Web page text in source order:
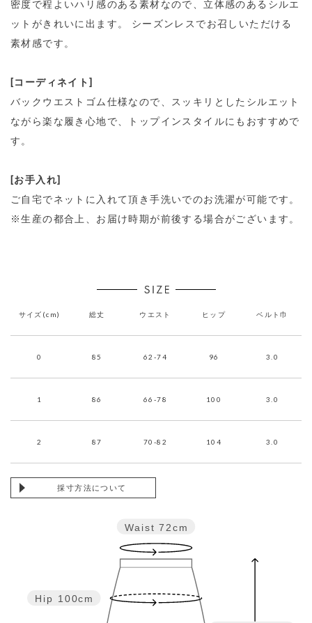
密度で程よいハリ感のある素材なので、立体感のあるシルエ
ットがきれいに出ます。 シーズンレスでお召しいただける
素材感です。
[コーディネイト]
バックウエストゴム仕様なので、スッキリとしたシルエット
ながら楽な履き心地で、トップインスタイルにもおすすめで
す。
[お手入れ]
ご自宅でネットに入れて頂き手洗いでのお洗濯が可能です。
※生産の都合上、お届け時期が前後する場合がございます。
サイズ(cm) 総丈 ウエスト ヒップ ベルト巾
0 85 62-74 96 3.0
1 86 66-78 100 3.0
2 87 70-82 104 3.0
採寸方法について
Hip 100cm
Waist 72cm